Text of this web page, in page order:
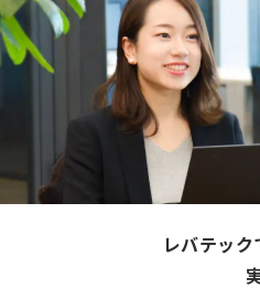
レバテッ